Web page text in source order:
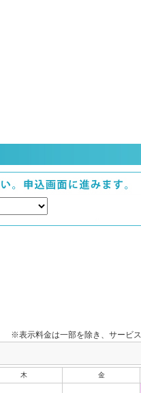
※表示料金は一部を除き、サービ
木 金